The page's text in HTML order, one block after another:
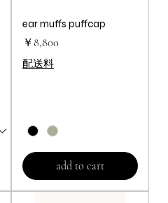
ear muffs puffcap
価格
￥8,800
配送料
add to cart